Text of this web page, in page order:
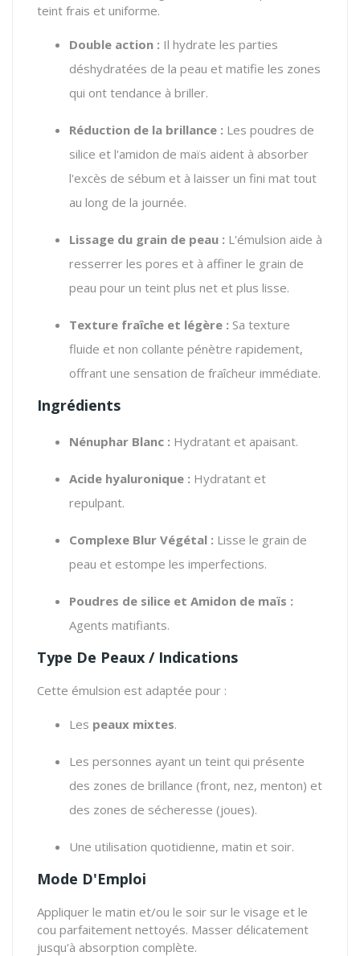
teint frais et uniforme.
Double action : Il hydrate les parties
déshydratées de la peau et matifie les zones
qui ont tendance à briller.
Réduction de la brillance : Les poudres de
silice et l'amidon de maïs aident à absorber
l'excès de sébum et à laisser un fini mat tout
au long de la journée.
Lissage du grain de peau : L'émulsion aide à
resserrer les pores et à affiner le grain de
peau pour un teint plus net et plus lisse.
Texture fraîche et légère : Sa texture
fluide et non collante pénètre rapidement,
offrant une sensation de fraîcheur immédiate.
Ingrédients
Nénuphar Blanc : Hydratant et apaisant.
Acide hyaluronique : Hydratant et
repulpant.
Complexe Blur Végétal : Lisse le grain de
peau et estompe les imperfections.
Poudres de silice et Amidon de maïs :
Agents matifiants.
Type De Peaux / Indications
Cette émulsion est adaptée pour :
Les peaux mixtes.
Les personnes ayant un teint qui présente
des zones de brillance (front, nez, menton) et
des zones de sécheresse (joues).
Une utilisation quotidienne, matin et soir.
Mode D'Emploi
Appliquer le matin et/ou le soir sur le visage et le
cou parfaitement nettoyés. Masser délicatement
jusqu'à absorption complète.